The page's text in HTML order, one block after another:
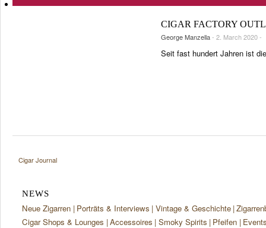
VINTAGE & GESCHICHTE
ZIGARRENBRANCHE
InterTabac 2026: Erste Highlights des Konferenzprogramms
CIGAR FACTORY
George Manzella- 2. March 2020 -
Seit fast hundert Jahren ist
Cigar Journal
NEWS
Neue Zigarren Porträts & Interviews Vintage & Geschichte
Cigar Shops & Lounges Accessoires Smoky Spirits Pfeifen